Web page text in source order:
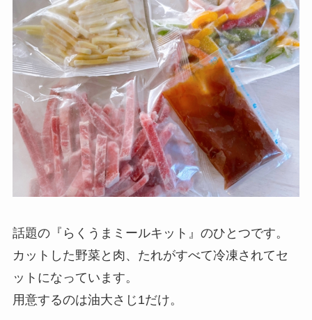
話題の『らくうまミールキット』のひとつです。
カットした野菜と肉、たれがすべて冷凍されてセ
ットになっています。
用意するのは油大さじ1だけ。